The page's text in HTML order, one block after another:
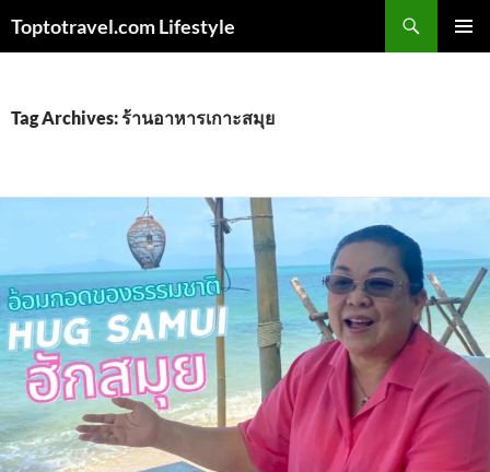
Toptotravel.com Lifestyle
Tag Archives: ร้านอาหารเกาะสมุย